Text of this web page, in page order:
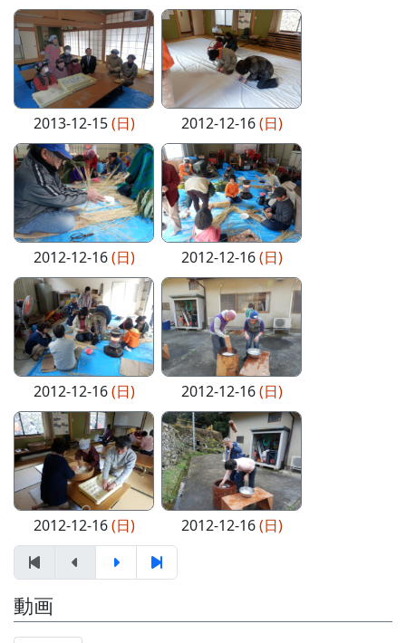
2013-12-15(日) 2012-12-16(日)
2012-12-16(日) 2012-12-16(日)
2012-12-16(日) 2012-12-16(日)
2012-12-16(日) 2012-12-16(日)
動画